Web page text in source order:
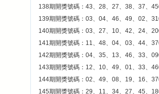
138期開獎號碼：43、28、27、38、37、
139期開獎號碼：03、04、46、49、02、
140期開獎號碼：03、27、10、42、24、
141期開獎號碼：11、48、04、03、44、
142期開獎號碼：04、35、13、46、33、
143期開獎號碼：12、10、49、01、33、
144期開獎號碼：02、49、08、19、16、
145期開獎號碼：29、11、34、27、45、